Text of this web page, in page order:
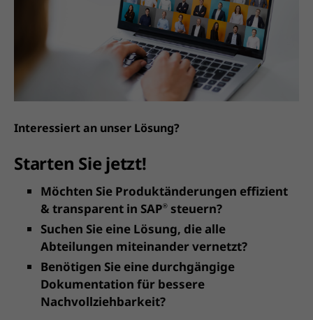
Interessiert an unser Lösung?
Starten Sie jetzt!
Möchten Sie Produktänderungen effizient
& transparent in SAP® steuern?
Suchen Sie eine Lösung, die alle
Abteilungen miteinander vernetzt?
Benötigen Sie eine durchgängige
Dokumentation für bessere
Nachvollziehbarkeit?